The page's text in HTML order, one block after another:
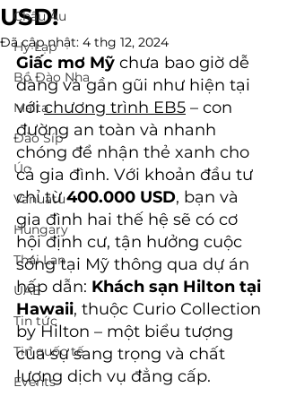
Châu Âu
Hy Lạp
Bồ Đào Nha
Malta
Đảo Síp
Úc
Vanuatu
Hungary
Thái Lan
UAE
Tin tức
Tin quốc tế
Events
USD!
Đã cập nhật: 4 thg 12, 2024
Giấc mơ Mỹ chưa bao giờ dễ
dàng và gần gũi như hiện tại
với chương trình EB5 – con
đường an toàn và nhanh
chóng để nhận thẻ xanh cho
cả gia đình. Với khoản đầu tư
chỉ từ 400.000 USD, bạn và
gia đình hai thế hệ sẽ có cơ
hội định cư, tận hưởng cuộc
sống tại Mỹ thông qua dự án
hấp dẫn: Khách sạn Hilton tại
Hawaii, thuộc Curio Collection
by Hilton – một biểu tượng
của sự sang trọng và chất
lượng dịch vụ đẳng cấp.